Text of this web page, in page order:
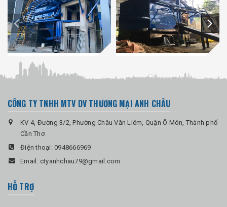
CÔNG TY TNHH MTV DV THƯƠNG MẠI ANH CHÂU
KV 4, Đường 3/2, Phường Châu Văn Liêm, Quận Ô Môn, Thành phố
Cần Thơ
Điện thoại: 0948666969
Email: ctyanhchau79@gmail.com
HỖ TRỢ